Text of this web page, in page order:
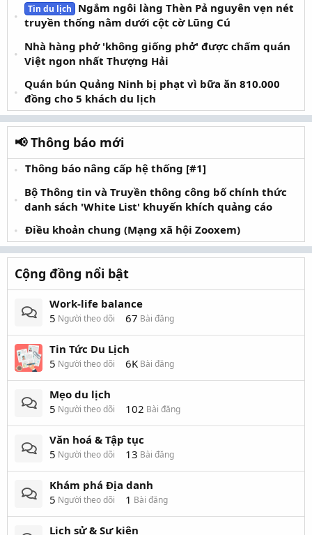
Tin du lịch
Ngắm ngôi làng Thèn Pả nguyên vẹn nét
truyền thống nằm dưới cột cờ Lũng Cú
Nhà hàng phở 'không giống phở' được chấm quán
Việt ngon nhất Thượng Hải
Quán bún Quảng Ninh bị phạt vì bữa ăn 810.000
đồng cho 5 khách du lịch
📢 Thông báo mới
Thông báo nâng cấp hệ thống [#1]
Bộ Thông tin và Truyền thông công bố chính thức
danh sách 'White List' khuyến khích quảng cáo
Điều khoản chung (Mạng xã hội Zooxem)
Cộng đồng nổi bật
Work-life balance
5 Người theo dõi 67 Bài đăng
Tin Tức Du Lịch
5 Người theo dõi 6K Bài đăng
Mẹo du lịch
5 Người theo dõi 102 Bài đăng
Văn hoá & Tập tục
5 Người theo dõi 13 Bài đăng
Khám phá Địa danh
5 Người theo dõi 1 Bài đăng
Lịch sử & Sự kiện